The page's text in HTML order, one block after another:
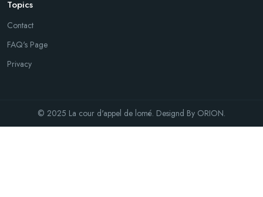
Topics
Contact
FAQ's Page
Privacy
© 2025 La cour d'appel de lomé. Designd By ORION.